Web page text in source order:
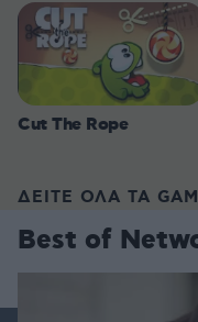
Cut The Rope
ΔΕΙΤΕ ΟΛΑ ΤΑ
Best of